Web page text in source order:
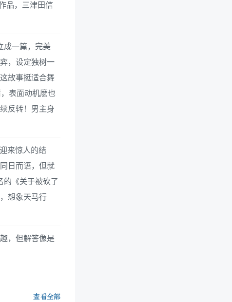
品，三津田信
成一篇，完美
，设定独树一
故事挺适合舞
表面动机麽也
反转！男主身
来惊人的结
日而语，但就
的《关于被砍了
想象天马行
，但解答像是
查看全部